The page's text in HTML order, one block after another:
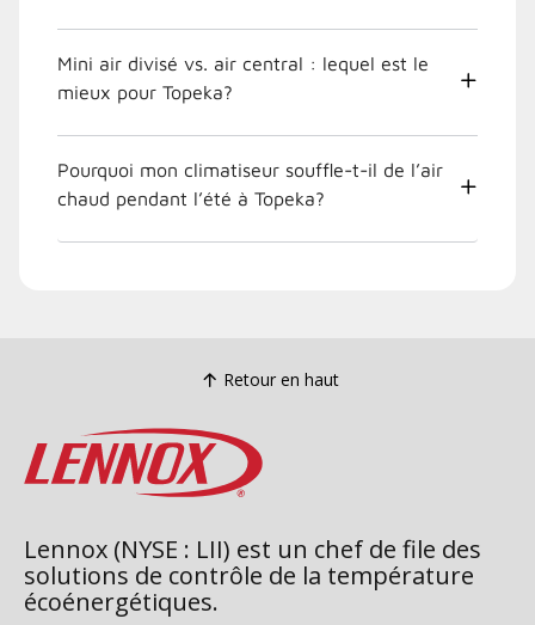
Mini air divisé vs. air central : lequel est le
mieux pour Topeka?
Pourquoi mon climatiseur souffle-t-il de l’air
chaud pendant l’été à Topeka?
Retour en haut
Lennox (NYSE : LII) est un chef de file des
solutions de contrôle de la température
écoénergétiques.